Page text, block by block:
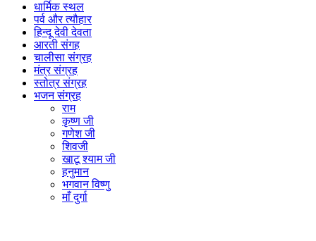
धार्मिक स्थल
पर्व और त्यौहार
हिन्दू देवी देवता
आरती संगह
चालीसा संग्रह
मंत्र संग्रह
स्तोत्र संग्रह
भजन संग्रह
राम
कृष्ण जी
गणेश जी
शिवजी
खाटू श्याम जी
हनुमान
भगवान विष्णु
माँ दुर्गा